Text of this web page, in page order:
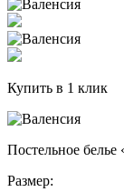
Купить в 1 клик
Постельное белье
Размер: